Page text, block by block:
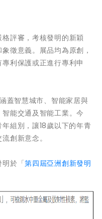
評審，考核發明的新穎
徵意義。展品均為原創，
利保護或正進行專利申
蓋智慧城市、智能家居與
能交通及智能工業。今
組別，讓18歲以下的年青
創新意念。
明於「第四屆亞洲創新發明